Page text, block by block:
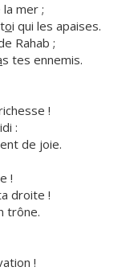
la mer ;
oi qui les apaises.
Rahab ;
s tes ennemis.
!
:
de joie.
!
droite !
trône.
!